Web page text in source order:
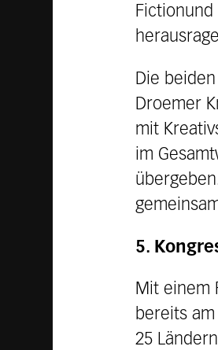
Fictionund
Die
Droemer
mit
im
5.
Mit einem
bereits
25